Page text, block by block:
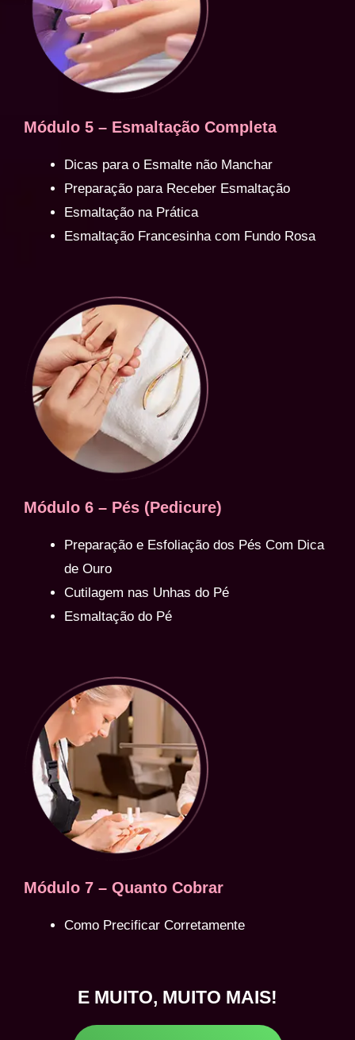
Módulo 5 – Esmaltação Completa
Dicas para o Esmalte não Manchar
Preparação para Receber Esmaltação
Esmaltação na Prática
Esmaltação Francesinha com Fundo Rosa
Módulo 6 – Pés (Pedicure)
Preparação e Esfoliação dos Pés Com Dica
de Ouro
Cutilagem nas Unhas do Pé
Esmaltação do Pé
Módulo 7 – Quanto Cobrar
Como Precificar Corretamente
E MUITO, MUITO MAIS!